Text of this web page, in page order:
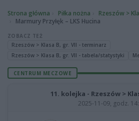
Strona główna Piłka nożna
Rzeszów >
Marmury Przyłęk – LKS Hucina
ZOBACZ TEŻ
Rzeszów > Klasa B, gr. VII - terminarz
Rzeszów > Klasa B, gr. VII - tabela/statystyki
CENTRUM MECZOWE
11. kolejka - Rzeszów >
2025-11-09, godz.